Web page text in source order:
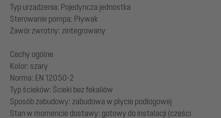
Typ urządzenia: Pojedyncza jednostka
Sterowanie pompą: Pływak
Zawór zwrotny: zintegrowany
Cechy ogólne
Kolor: szary
Norma: EN 12050-2
Typ ścieków: Ścieki bez fekaliów
Sposób zabudowy: zabudowa w płycie podłogowej
Stan w momencie dostawy: gotowy do instalacji (części